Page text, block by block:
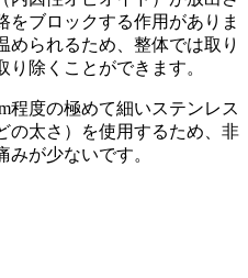
をブロックする作用がありま
められるため、整体では取り
除くことができます。
程度の極めて細いステンレス
の太さ）を使用するため、非
が少ないです。